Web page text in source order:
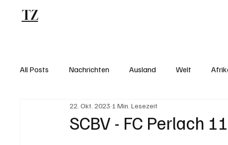
TZ
All Posts Nachrichten Ausland Welt
SCBV - FC Perlach
22. Okt. 2023 1 Min. Lesezeit